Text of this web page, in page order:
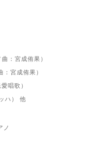
：宮成侑果）
宮成侑果）
唱歌）
ハ） 他
ノ